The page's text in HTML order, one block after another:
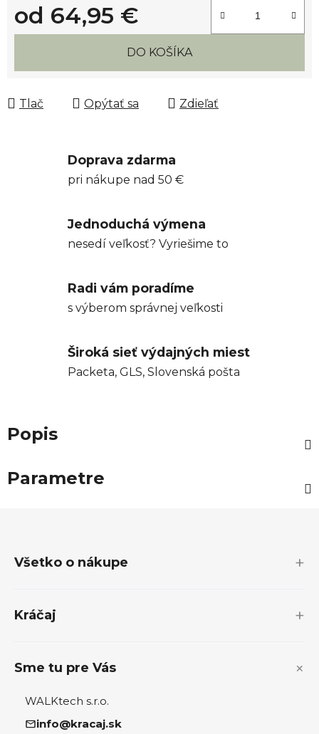
od 64,95 €
Jednotková cena:
DO KOŠÍKA
Tlač Opýtať sa Zdieľať
Doprava zdarma
pri nákupe nad 50 €
Jednoduchá výmena
nesedí veľkosť? Vyriešime to
Radi vám poradíme
s výberom správnej veľkosti
Široká sieť výdajných miest
Packeta, GLS, Slovenská pošta
Popis
Parametre
Všetko o nákupe
Kráčaj
Sme tu pre Vás
WALKtech s.r.o.
info@kracaj.sk